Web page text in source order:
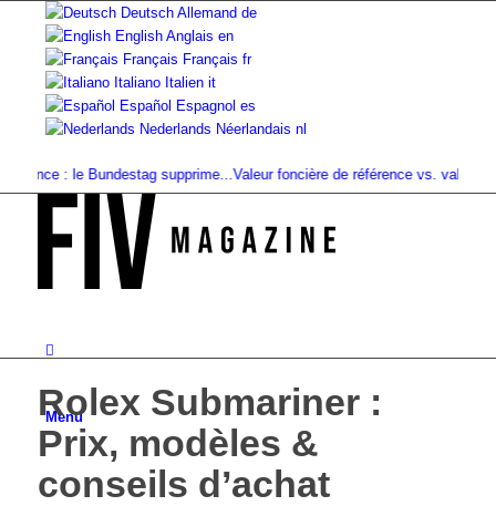
Deutsch Allemand de
English Anglais en
Français Français fr
Italiano Italien it
Español Espagnol es
Nederlands Néerlandais nl
: le Bundestag supprime...Valeur foncière de référence vs. valeur de...
Menu
Rolex Submariner :
Prix, modèles &
conseils d’achat